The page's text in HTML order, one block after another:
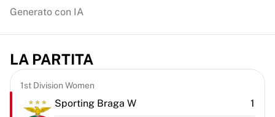
LA Clippers
Virtus Bologna
Visualizza tutto il basket
Le migliori squadre NBA
Charlotte Hornets
Chicago Bulls
Portland Trail Blazers
Generato con IA
LA PARTITA
1st Division Women
Sporting Braga W 1